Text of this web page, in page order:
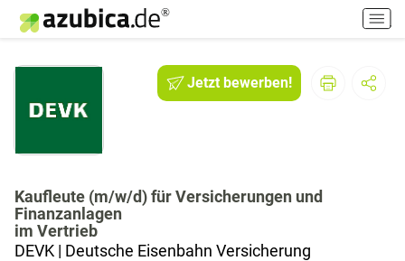
H
a
p
Jetzt bewerben!
Kaufleute (m/w/d) für Versicherungen und
Finanzanlagen
im Vertrieb
DEVK | Deutsche Eisenbahn Versicherung